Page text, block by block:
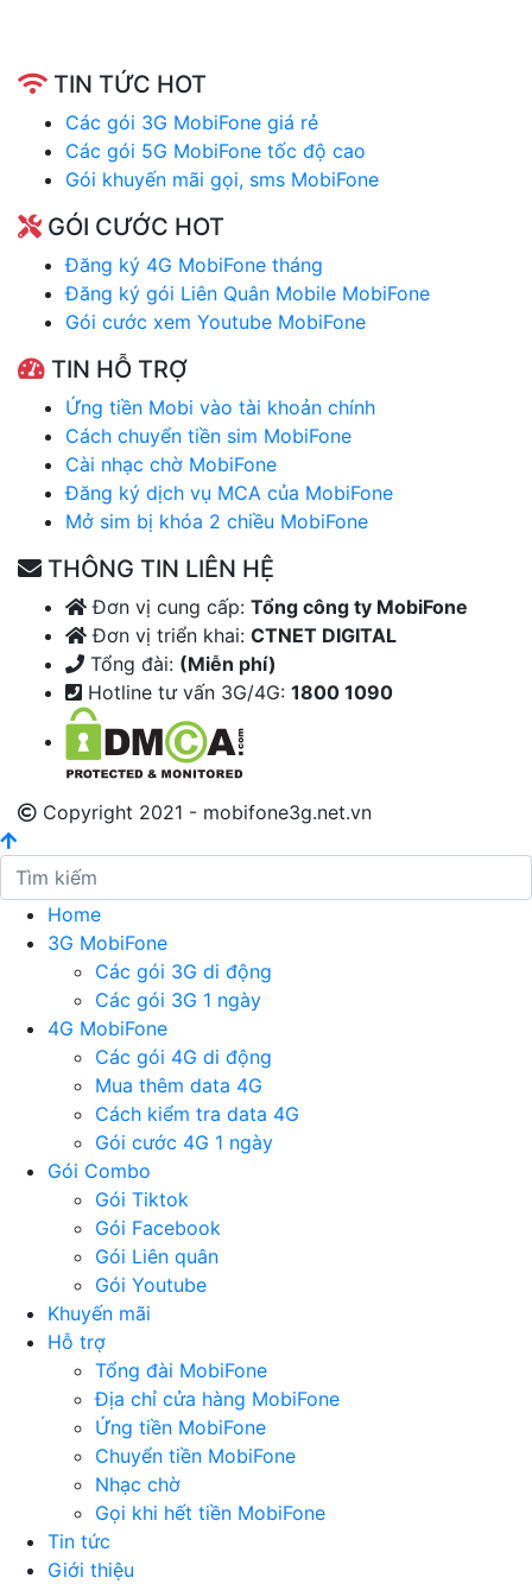
TIN TỨC HOT
Các gói 3G MobiFone giá rẻ
Các gói 5G MobiFone tốc độ cao
Gói khuyến mãi gọi, sms MobiFone
GÓI CƯỚC HOT
Đăng ký 4G MobiFone tháng
Đăng ký gói Liên Quân Mobile MobiFone
Gói cước xem Youtube MobiFone
TIN HỖ TRỢ
Ứng tiền Mobi vào tài khoản chính
Cách chuyển tiền sim MobiFone
Cài nhạc chờ MobiFone
Đăng ký dịch vụ MCA của MobiFone
Mở sim bị khóa 2 chiều MobiFone
THÔNG TIN LIÊN HỆ
Đơn vị cung cấp: Tổng công ty MobiFone
Đơn vị triển khai: CTNET DIGITAL
Tổng đài: (Miễn phí)
Hotline tư vấn 3G/4G: 1800 1090
Copyright 2021 - mobifone3g.net.vn
Home
3G MobiFone
Các gói 3G di động
Các gói 3G 1 ngày
4G MobiFone
Các gói 4G di động
Mua thêm data 4G
Cách kiểm tra data 4G
Gói cước 4G 1 ngày
Gói Combo
Gói Tiktok
Gói Facebook
Gói Liên quân
Gói Youtube
Khuyến mãi
Hỗ trợ
Tổng đài MobiFone
Địa chỉ cửa hàng MobiFone
Ứng tiền MobiFone
Chuyển tiền MobiFone
Nhạc chờ
Gọi khi hết tiền MobiFone
Tin tức
Giới thiệu